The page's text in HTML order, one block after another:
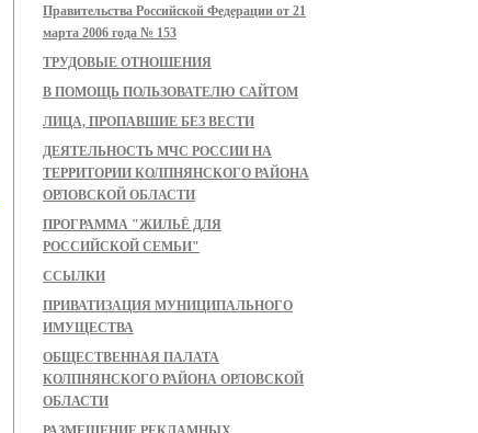
Правительства Российской Федерации от 21
марта 2006 года № 153
ТРУДОВЫЕ ОТНОШЕНИЯ
В ПОМОЩЬ ПОЛЬЗОВАТЕЛЮ САЙТОМ
ЛИЦА, ПРОПАВШИЕ БЕЗ ВЕСТИ
ДЕЯТЕЛЬНОСТЬ МЧС РОССИИ НА
ТЕРРИТОРИИ КОЛПНЯНСКОГО РАЙОНА
ОРЛОВСКОЙ ОБЛАСТИ
ПРОГРАММА "ЖИЛЬЁ ДЛЯ
РОССИЙСКОЙ СЕМЬИ"
ССЫЛКИ
ПРИВАТИЗАЦИЯ МУНИЦИПАЛЬНОГО
ИМУЩЕСТВА
ОБЩЕСТВЕННАЯ ПАЛАТА
КОЛПНЯНСКОГО РАЙОНА ОРЛОВСКОЙ
ОБЛАСТИ